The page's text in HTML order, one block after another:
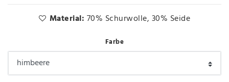
Material: 70% Schurwolle, 30% Seide
Farbe